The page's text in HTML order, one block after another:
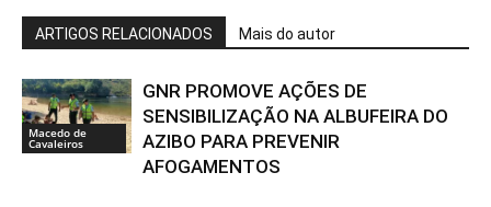
ARTIGOS RELACIONADOS Mais do autor
Macedo de
Cavaleiros
GNR PROMOVE AÇÕES DE
SENSIBILIZAÇÃO NA ALBUFEIRA DO
AZIBO PARA PREVENIR
AFOGAMENTOS